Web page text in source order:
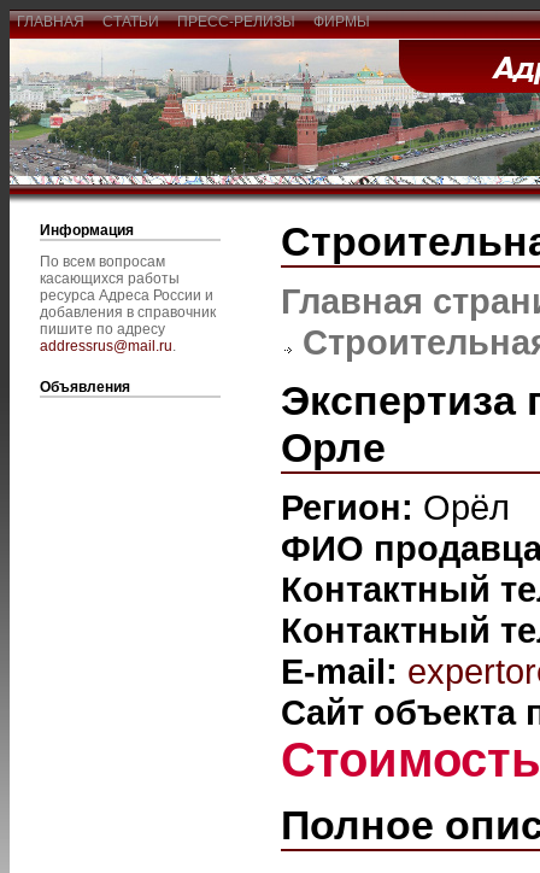
ГЛАВНАЯ СТАТЬИ ПРЕСС-РЕЛИЗЫ ФИРМЫ
Информация
По всем вопросам
касающихся работы
ресурса Адреса России и
добавления в справочник
пишите по адресу
addressrus@mail.ru.
Объявления
Главная
Экспертиза
Орле
Регион: Орёл
ФИО
Контактный
Контактный
E-mail:
Сайт объекта
Полное